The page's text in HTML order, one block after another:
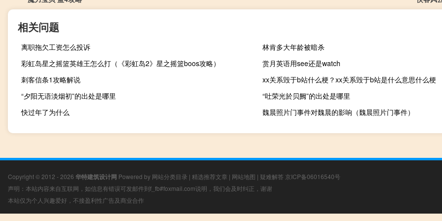
相关问题
离职拖欠工资怎么投诉
林肯多大年龄被暗杀
彩虹岛星之摇篮英雄王怎么打（《彩虹岛2》星之摇篮boos攻略）
赏月英语用see还是watch
刺客信条1攻略解说
xx关系毁于b站什么梗？xx关系毁于b站是什么意思什么梗
“夕阳无语淡烟初”的出处是哪里
“吐荣光於贝阙”的出处是哪里
快过年了为什么
魏晨照片门事件对魏晨的影响（魏晨照片门事件）
Copyright © 2012 - 2026 华特建筑设计网 Powered by 网站分类目录 | 精选推荐文章 | 网站地图 | 疑难解答 京ICP备06016540号
声明：本站内容来自互联网，如信息有错误可发邮件到f_fb#foxmail.com说明，我们会及时纠正，谢谢
本站仅为个人兴趣爱好，不接盈利性广告及商业合作